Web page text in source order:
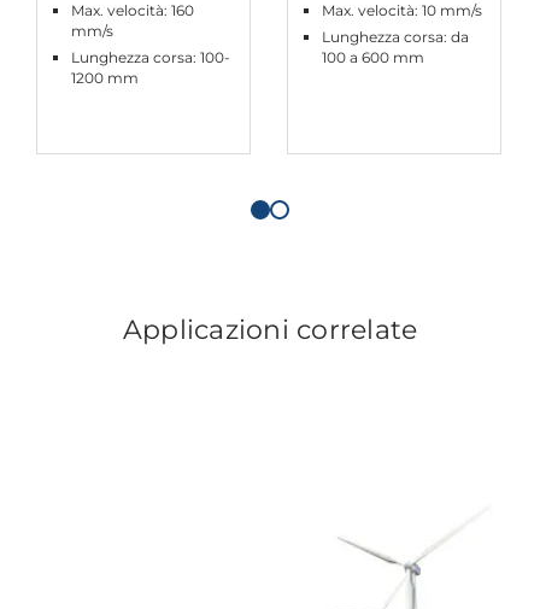
Max. velocità: 160
mm/s
Lunghezza corsa: 100-
1200 mm
Max. velocità: 10 mm/s
Lunghezza corsa: da
100 a 600 mm
Applicazioni correlate